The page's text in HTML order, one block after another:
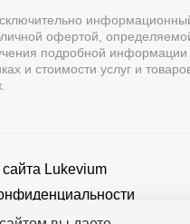
офертой,
подробной информации
и стоимости услуг и
Lukevium
соглашение